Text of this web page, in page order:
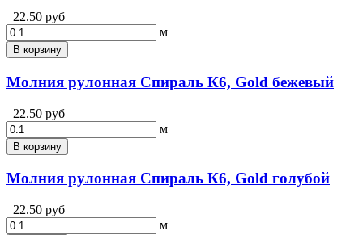
22.50 руб
м
В корзину
Молния рулонная Спираль К6, Gold бежевый
22.50 руб
м
В корзину
Молния рулонная Спираль К6, Gold голубой
22.50 руб
м